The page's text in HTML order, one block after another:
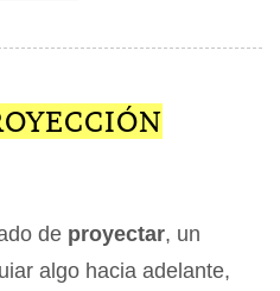
de proyectar, un
algo hacia adelante,